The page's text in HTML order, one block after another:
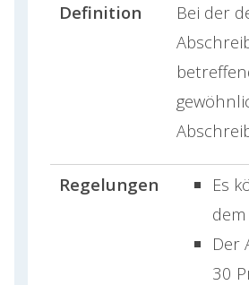
Definition
Bei der
Regelungen
Es
Der
30